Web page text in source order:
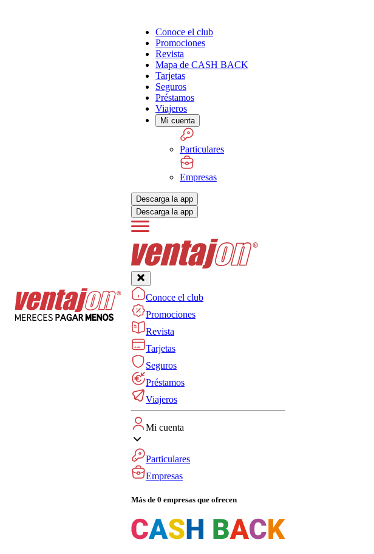
Conoce el club
Promociones
Revista
Mapa de CASH BACK
Tarjetas
Seguros
Préstamos
Viajeros
Mi cuenta
Particulares
Empresas
Descarga la app
Descarga la app
Conoce el club
Promociones
Revista
Tarjetas
Seguros
Préstamos
Viajeros
Mi cuenta
Particulares
Empresas
Más de 0 empresas que ofrecen